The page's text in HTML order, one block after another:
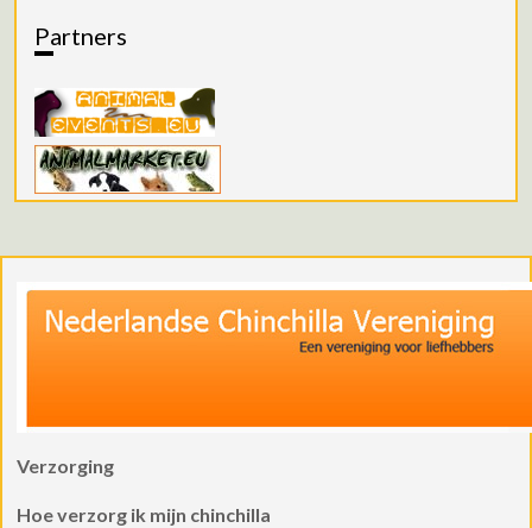
Partners
Verzorging
Hoe verzorg ik mijn chinchilla